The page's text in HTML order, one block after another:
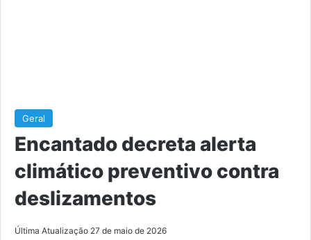
Geral
Encantado decreta alerta
climático preventivo contra
deslizamentos
Última Atualização 27 de maio de 2026